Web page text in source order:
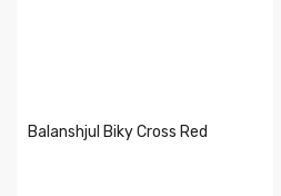
Balanshjul Biky Cross Red